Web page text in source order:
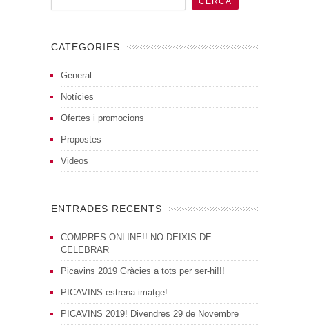
CATEGORIES
General
Notícies
Ofertes i promocions
Propostes
Videos
ENTRADES RECENTS
COMPRES ONLINE!! NO DEIXIS DE
CELEBRAR
Picavins 2019 Gràcies a tots per ser-hi!!!
PICAVINS estrena imatge!
PICAVINS 2019! Divendres 29 de Novembre